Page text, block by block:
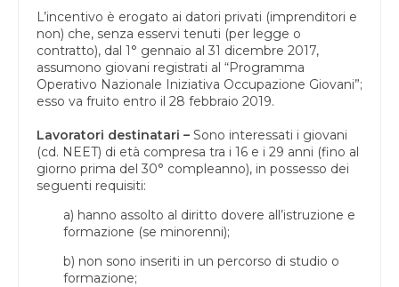
L’incentivo è erogato ai datori privati (imprenditori e
non) che, senza esservi tenuti (per legge o
contratto), dal 1° gennaio al 31 dicembre 2017,
assumono giovani registrati al “Programma
Operativo Nazionale Iniziativa Occupazione Giovani”;
esso va fruito entro il 28 febbraio 2019.
Lavoratori destinatari – Sono interessati i giovani
(cd. NEET) di età compresa tra i 16 e i 29 anni (fino al
giorno prima del 30° compleanno), in possesso dei
seguenti requisiti:
a) hanno assolto al diritto dovere all’istruzione e
formazione (se minorenni);
b) non sono inseriti in un percorso di studio o
formazione;